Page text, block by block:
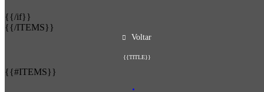
{{/if}}
{{/ITEMS}}
Voltar
{{TITLE}}
{{#ITEMS}}